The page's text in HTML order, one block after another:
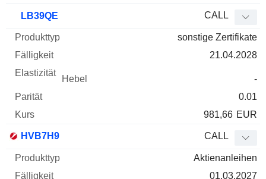
LB39QE CALL
sonstige Zertifikate
21.04.2028
-
0.01
981,66 EUR
HVB7H9 CALL
Aktienanleihen
01.03.2027